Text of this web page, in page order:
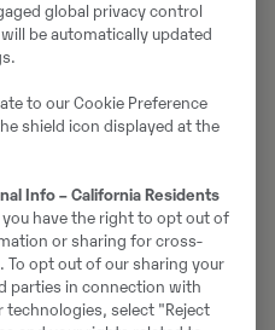
vad vi ska ta med oss.
maskinen, så vi slipper
bergtäkt någonstans.
Martin som mest
proaktivt boka in service.
tar vi kontakt med
både för oss
global privacy control
be automatically updated
to our Cookie Preference
shield icon displayed at the
Info – California Residents
you have the right to opt out of
or sharing for cross-
opt out of our sharing your
parties in connection with
technologies, select "Reject